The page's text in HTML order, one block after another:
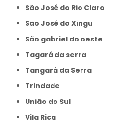
São José do Rio Claro
São José do Xingu
São gabriel do oeste
Tagará da serra
Tangará da Serra
Trindade
União do Sul
Vila Rica